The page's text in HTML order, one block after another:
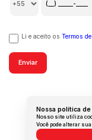
Nossa política
Nosso site utiliza
Você pode alterar
Li e aceito os Termos